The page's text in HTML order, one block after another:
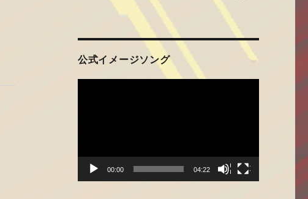
公式イメージソング
00:00 04:22